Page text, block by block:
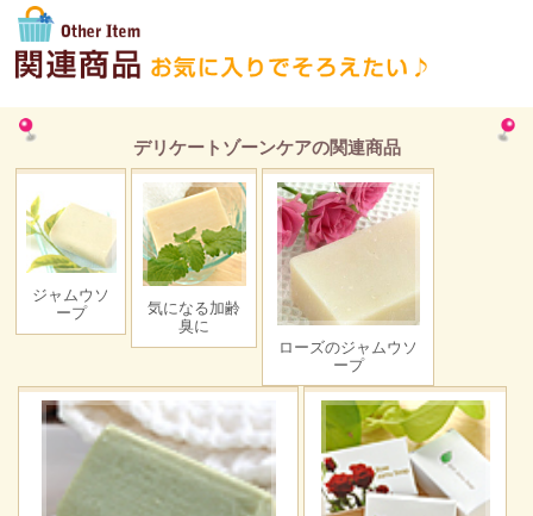
デリケートゾーンケアの関連商品
ジャムウソ
ープ
気になる加齢
臭に
ローズのジャムウソ
ープ